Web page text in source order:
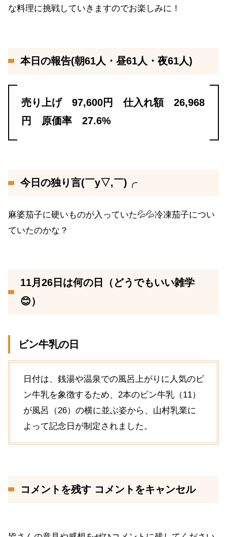
な料理に挑戦していきますのでお楽しみに！
本日の報告(朝61人・昼61人・夜61人)
売り上げ 97,600円 仕入れ額 26,968
円 原価率 27.6%
今日の独り言(￣y▽,￣)╭
麻婆茄子に硬いものが入っていた💦💦冷凍茄子につい
ていたのかな？
11月26日は何の日（どうでもいい雑学
😊）
ビン牛乳の日
日付は、銭湯や温泉での風呂上がりに人気のビ
ン牛乳を象徴するため、2本のビン牛乳（11）
が風呂（26）の横に並ぶ姿から、山村乳業に
よって記念日が制定されました。
コメントを残す コメントをキャンセル